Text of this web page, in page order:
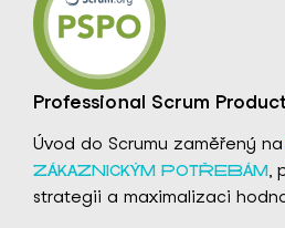
Professional Scrum
Úvod do Scrumu zaměřený na
ZÁKAZNICKÝM POTŘEBÁM,
strategii a maximalizaci